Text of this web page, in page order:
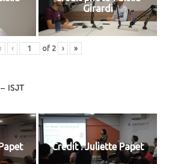
Girardi
‹ of 2 › »
ISJT
Crédit : Juliette Papet